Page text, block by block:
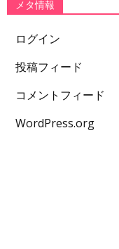
メタ情報
ログイン
投稿フィード
コメントフィード
WordPress.org